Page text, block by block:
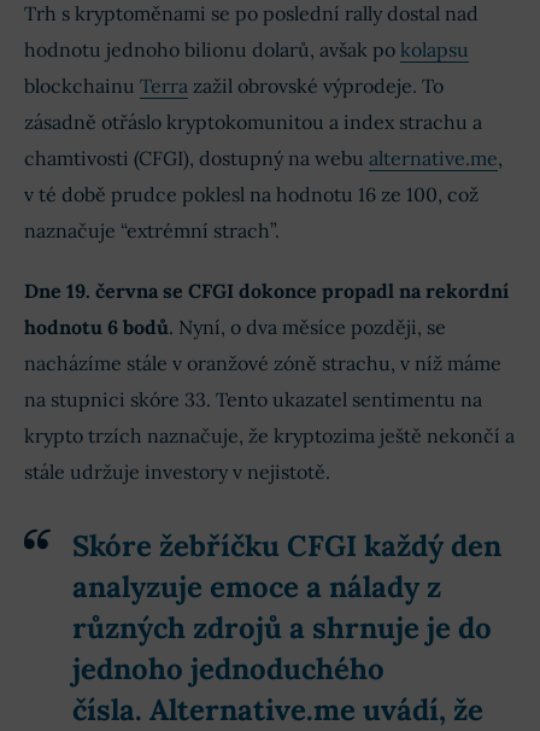
Trh s kryptoměnami se po poslední rally dostal nad
hodnotu jednoho bilionu dolarů, avšak po kolapsu
blockchainu Terra zažil obrovské výprodeje. To
zásadně otřáslo kryptokomunitou a index strachu a
chamtivosti (CFGI), dostupný na webu alternative.me,
v té době prudce poklesl na hodnotu 16 ze 100, což
naznačuje “extrémní strach”.
Dne 19. června se CFGI dokonce propadl na rekordní
hodnotu 6 bodů. Nyní, o dva měsíce později, se
nacházíme stále v oranžové zóně strachu, v níž máme
na stupnici skóre 33. Tento ukazatel sentimentu na
krypto trzích naznačuje, že kryptozima ještě nekončí a
stále udržuje investory v nejistotě.
Skóre žebříčku CFGI každý den
analyzuje emoce a nálady z
různých zdrojů a shrnuje je do
jednoho jednoduchého
čísla. Alternative.me uvádí, že